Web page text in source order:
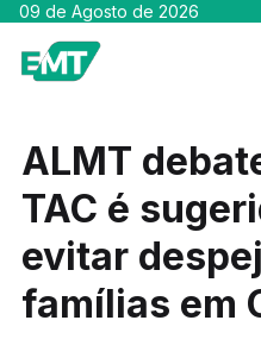
09 de Agosto de 2026
ALMT
TAC é
evitar
famílias em